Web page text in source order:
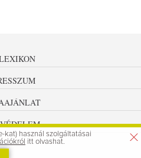
kat) használ szolgáltatásai
itt olvashat.